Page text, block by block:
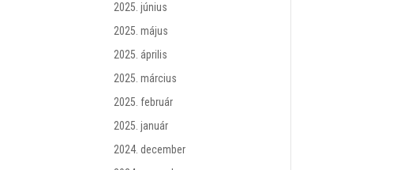
2025. június
2025. május
2025. április
2025. március
2025. február
2025. január
2024. december